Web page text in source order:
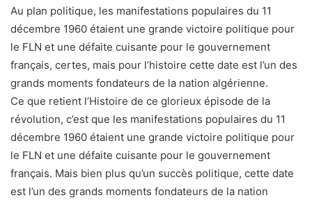
Au plan politique, les manifestations populaires du 11
décembre 1960 étaient une grande victoire politique pour
le FLN et une défaite cuisante pour le gouvernement
français, certes, mais pour l’histoire cette date est l’un des
grands moments fondateurs de la nation algérienne.
Ce que retient l’Histoire de ce glorieux épisode de la
révolution, c’est que les manifestations populaires du 11
décembre 1960 étaient une grande victoire politique pour
le FLN et une défaite cuisante pour le gouvernement
français. Mais bien plus qu’un succès politique, cette date
est l’un des grands moments fondateurs de la nation